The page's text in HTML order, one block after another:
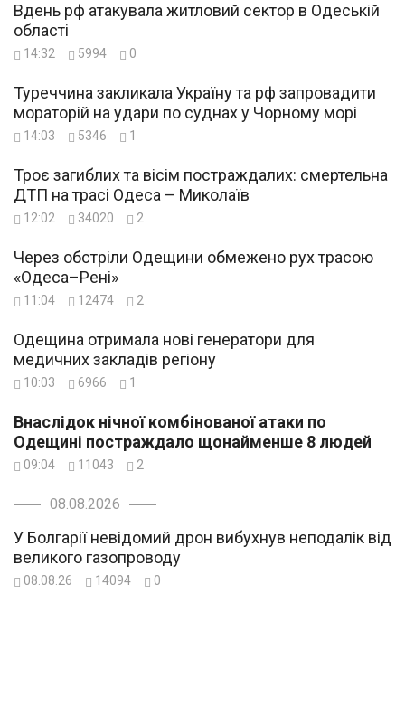
Вдень рф атакувала житловий сектор в Одеській
області
14:32 5994 0
Туреччина закликала Україну та рф запровадити
мораторій на удари по суднах у Чорному морі
14:03 5346 1
Троє загиблих та вісім постраждалих: смертельна
ДТП на трасі Одеса – Миколаїв
12:02 34020 2
Через обстріли Одещини обмежено рух трасою
«Одеса–Рені»
11:04 12474 2
Одещина отримала нові генератори для
медичних закладів регіону
10:03 6966 1
Внаслідок нічної комбінованої атаки по
Одещині постраждало щонайменше 8 людей
09:04 11043 2
08.08.2026
У Болгарії невідомий дрон вибухнув неподалік від
великого газопроводу
08.08.26 14094 0